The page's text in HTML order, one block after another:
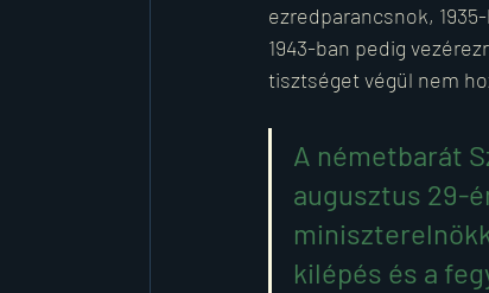
ezredparancsnok,
1943-ban pedig
tisztséget végül nem
A németbarát
augusztus 29-
kilépés és a